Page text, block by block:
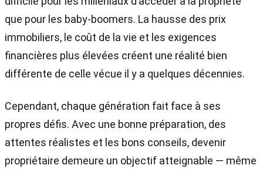
que pour les baby-boomers. La hausse des prix
immobiliers, le coût de la vie et les exigences
financières plus élevées créent une réalité bien
différente de celle vécue il y a quelques décennies.
Cependant, chaque génération fait face à ses
propres défis. Avec une bonne préparation, des
attentes réalistes et les bons conseils, devenir
propriétaire demeure un objectif atteignable — même